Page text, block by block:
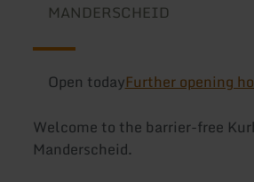
MANDERSCHEID
Open todayFurther opening
Welcome to the barrier-free
Manderscheid.